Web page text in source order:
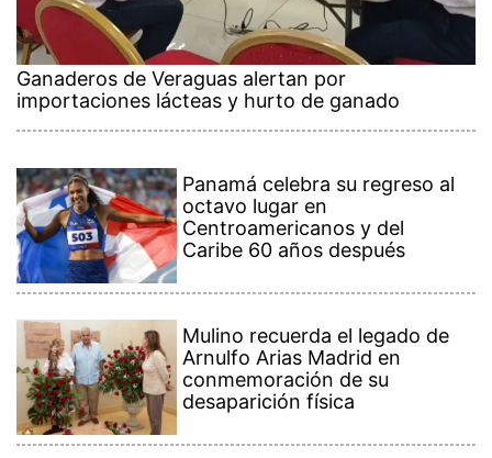
Ganaderos de Veraguas alertan por
importaciones lácteas y hurto de ganado
Panamá celebra su regreso al
octavo lugar en
Centroamericanos y del
Caribe 60 años después
Mulino recuerda el legado de
Arnulfo Arias Madrid en
conmemoración de su
desaparición física